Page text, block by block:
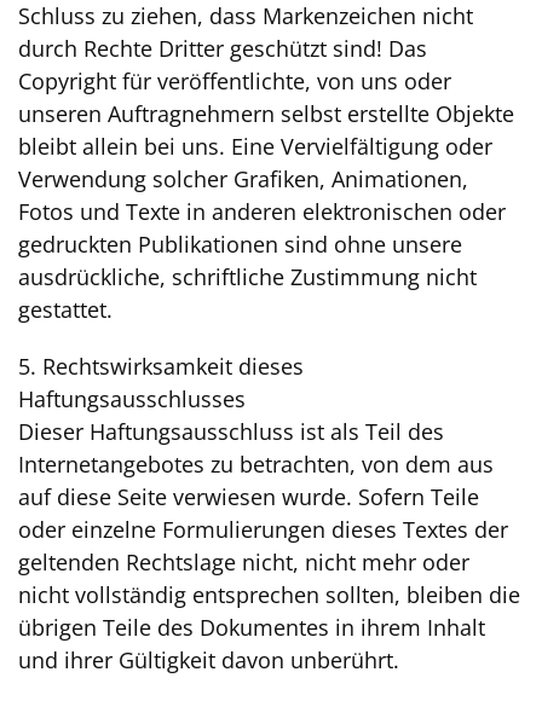
Schluss zu ziehen, dass Markenzeichen nicht
durch Rechte Dritter geschützt sind! Das
Copyright für veröffentlichte, von uns oder
unseren Auftragnehmern selbst erstellte Objekte
bleibt allein bei uns. Eine Vervielfältigung oder
Verwendung solcher Grafiken, Animationen,
Fotos und Texte in anderen elektronischen oder
gedruckten Publikationen sind ohne unsere
ausdrückliche, schriftliche Zustimmung nicht
gestattet.
5. Rechtswirksamkeit dieses
Haftungsausschlusses
Dieser Haftungsausschluss ist als Teil des
Internetangebotes zu betrachten, von dem aus
auf diese Seite verwiesen wurde. Sofern Teile
oder einzelne Formulierungen dieses Textes der
geltenden Rechtslage nicht, nicht mehr oder
nicht vollständig entsprechen sollten, bleiben die
übrigen Teile des Dokumentes in ihrem Inhalt
und ihrer Gültigkeit davon unberührt.